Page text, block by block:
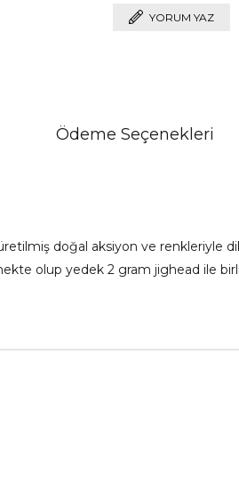
YORUM YAZ
Ödeme Seçenekleri
doğal aksiyon ve renkleriyle
olup yedek 2 gram jighead ile